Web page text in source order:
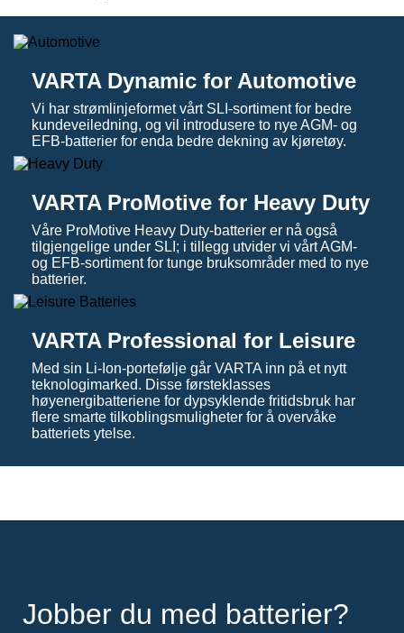
VARTA Dynamic for Automotive
Vi har strømlinjeformet vårt SLI-sortiment for bedre
kundeveiledning, og vil introdusere to nye AGM- og
EFB-batterier for enda bedre dekning av kjøretøy.
VARTA ProMotive for Heavy Duty
Våre ProMotive Heavy Duty-batterier er nå også
tilgjengelige under SLI; i tillegg utvider vi vårt AGM-
og EFB-sortiment for tunge bruksområder med to nye
batterier.
VARTA Professional for Leisure
Med sin Li-Ion-portefølje går VARTA inn på et nytt
teknologimarked. Disse førsteklasses
høyenergibatteriene for dypsyklende fritidsbruk har
flere smarte tilkoblingsmuligheter for å overvåke
batteriets ytelse.
Jobber du med batterier?